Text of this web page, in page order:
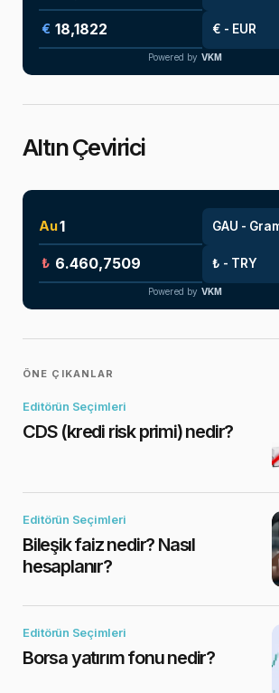
€
Powered by VKM
Altın Çevirici
Au
₺
Powered by VKM
ÖNE ÇIKANLAR
Editörün Seçimleri
CDS (kredi risk primi) nedir?
Editörün Seçimleri
Bileşik faiz nedir? Nasıl
hesaplanır?
Editörün Seçimleri
Borsa yatırım fonu nedir?